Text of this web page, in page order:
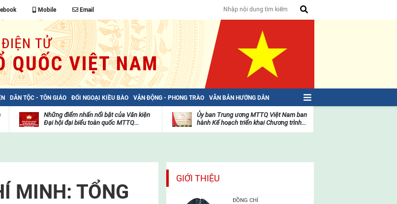
Mobile Email
DÂN TỘC - TÔN GIÁO ĐỐI NGOẠI KIỀU BÀO VẬN ĐỘNG - PHONG TRÀO VĂN BẢN HƯỚNG DẪN
Những điểm nhấn nổi bật của Văn kiện
Đại hội đại biểu toàn quốc MTTQ...
mặt
trận
Ủy ban Trung ương MTTQ Việt Nam ban
hành Kế hoạch triển khai Chương trình...
MINH: TỔNG
GIỚI THIỆU
ĐỒNG CHÍ